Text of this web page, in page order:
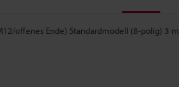
offenes Ende) Standardmodell (8-polig) 3 m